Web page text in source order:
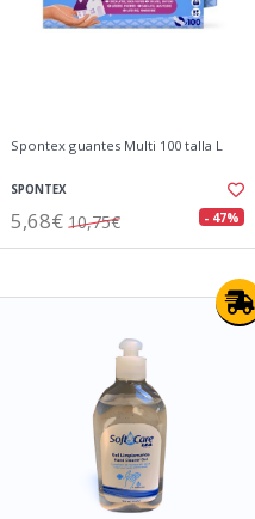
Spontex guantes Multi 100 talla L
SPONTEX
5,68€ 10,75€ - 47%